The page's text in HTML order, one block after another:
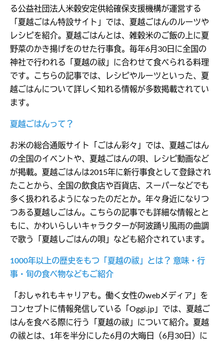
る公益社団法人米穀安定供給確保支援機構が運営する
「夏越ごはん特設サイト」では、夏越ごはんのルーツや
レシピを紹介。夏越ごはんとは、雑穀米のご飯の上に夏
野菜のかき揚げをのせた行事食。毎年6月30日に全国の
神社で行われる「夏越の祓」に合わせて食べられる料理
です。こちらの記事では、レシピやルーツといった、夏
越ごはんについて詳しく知れる情報が多数掲載されてい
ます。
夏越ごはんって？
お米の総合通販サイト「ごはん彩々」では、夏越ごはん
の全国のイベントや、夏越ごはんの唄、レシピ動画など
が掲載。夏越ごはんは2015年に新行事食として登録され
たことから、全国の飲食店や百貨店、スーパーなどでも
多く扱われるようになったのだとか。年々身近になりつ
つある夏越しごはん。こちらの記事でも詳細な情報とと
もに、かわいらしいキャラクターが阿波踊り風雨の曲調
で歌う「夏越しごはんの唄」なども紹介されています。
1000年以上の歴史をもつ「夏越の祓」とは？ 意味・行
事・旬の食べ物などもご紹介
「おしゃれもキャリアも。働く女性のwebメディア」を
コンセプトに情報発信している「Oggi.jp」では、夏越ご
はんを食べる際に行う「夏越の祓」について紹介。夏越
の祓とは、1年を半分にした6月の大晦日（6月30日）に